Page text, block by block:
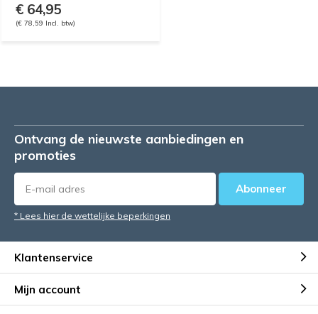
€ 64,95
(€ 78,59 Incl. btw)
Ontvang de nieuwste aanbiedingen en
promoties
Abonneer
* Lees hier de wettelijke beperkingen
Klantenservice
Mijn account